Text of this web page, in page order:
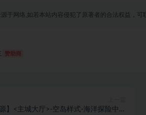
源于网络,如若本站内容侵犯了原著者的合法权益，
赞助商
源】<主城大厅>-空岛样式-海洋探险中心